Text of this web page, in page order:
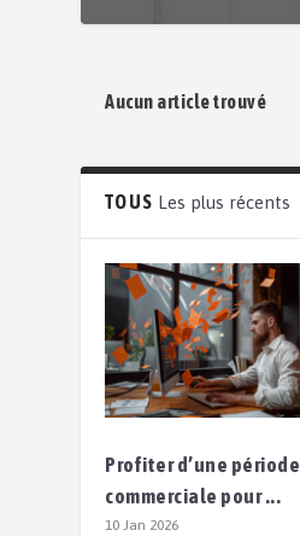
Aucun article trouvé
TOUS Les plus récents
Profiter d’une période
commerciale pour ...
10 Jan 2026